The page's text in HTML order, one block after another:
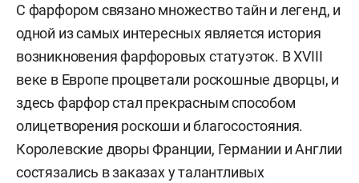
С фарфором связано множество тайн и легенд, и
одной из самых интересных является история
возникновения фарфоровых статуэток. В XVIII
веке в Европе процветали роскошные дворцы, и
здесь фарфор стал прекрасным способом
олицетворения роскоши и благосостояния.
Королевские дворы Франции, Германии и Англии
состязались в заказах у талантливых